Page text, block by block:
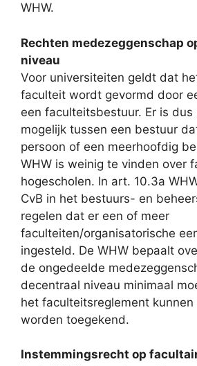
WHW.
Rechten medezeggenschap
niveau
Voor universiteiten geldt dat
faculteit wordt gevormd door
een faculteitsbestuur. Er is dus
mogelijk tussen een bestuur
persoon of een meerhoofdig
WHW is weinig te vinden over
hogescholen. In art. 10.3a
CvB in het bestuurs- en
regelen dat er een of meer
faculteiten/organisatorische
ingesteld. De WHW bepaalt
de ongedeelde
decentraal niveau minimaal
het faculteitsreglement kunnen
worden toegekend.
Instemmingsrecht op